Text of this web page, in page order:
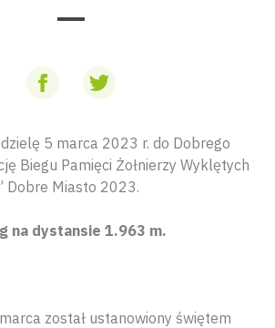
5 marca 2023 r. do Dobrego
Biegu Pamięci Żołnierzy Wyklętych
Dobre Miasto 2023.
na dystansie 1.963 m.
został ustanowiony świętem